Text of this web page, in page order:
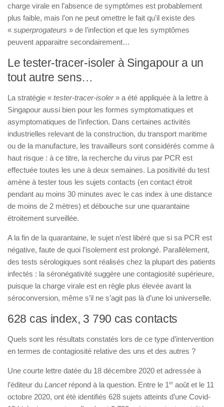
charge virale en l’absence de symptômes est probablement
plus faible, mais l’on ne peut omettre le fait qu’il existe des
« superprogateurs » de l’infection et que les symptômes
peuvent apparaitre secondairement…
Le tester-tracer-isoler à Singapour a un
tout autre sens…
La stratégie « tester-tracer-isoler» a été appliquée à la lettre à
Singapour aussi bien pour les formes symptomatiques et
asymptomatiques de l’infection. Dans certaines activités
industrielles relevant de la construction, du transport maritime
ou de la manufacture, les travailleurs sont considérés comme à
haut risque : à ce titre, la recherche du virus par PCR est
effectuée toutes les une à deux semaines. La positivité du test
amène à tester tous les sujets contacts (en contact étroit
pendant au moins 30 minutes avec le cas index à une distance
de moins de 2 mètres) et débouche sur une quarantaine
étroitement surveillée.
A la fin de la quarantaine, le sujet n’est libéré que si sa PCR est
négative, faute de quoi l’isolement est prolongé. Parallèlement,
des tests sérologiques sont réalisés chez la plupart des patients
infectés : la séronégativité suggère une contagiosité supérieure,
puisque la charge virale est en règle plus élevée avant la
séroconversion, même s’il ne s’agit pas là d’une loi universelle.
628 cas index, 3 790 cas contacts
Quels sont les résultats constatés lors de ce type d’intervention
en termes de contagiosité relative des uns et des autres ?
Une courte lettre datée du 18 décembre 2020 et adressée à
l’éditeur du Lancetrépond à la question. Entre le 1er août et le 11
octobre 2020, ont été identifiés 628 sujets atteints d’une Covid-